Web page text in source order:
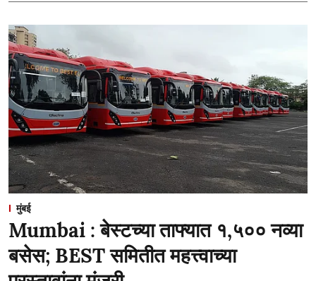
मुंबई
Mumbai : बेस्टच्या ताफ्यात १,५०० नव्या
बसेस; BEST समितीत महत्त्वाच्या